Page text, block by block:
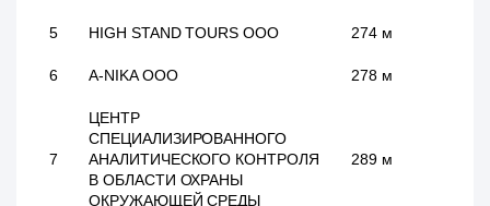
5 HIGH STAND TOURS ООО 274 м
6 A-NIKA ООО 278 м
7
ЦЕНТР
СПЕЦИАЛИЗИРОВАННОГО
АНАЛИТИЧЕСКОГО КОНТРОЛЯ
В ОБЛАСТИ ОХРАНЫ
ОКРУЖАЮЩЕЙ СРЕДЫ
289 м